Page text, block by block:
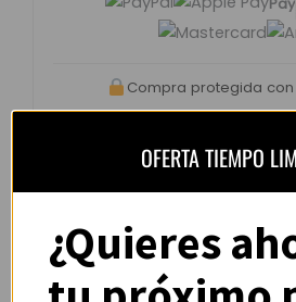
Compra protegida con
Opiniones de
CamisYou
4.8 / 5
OFERTA TIEMPO
¿Quieres